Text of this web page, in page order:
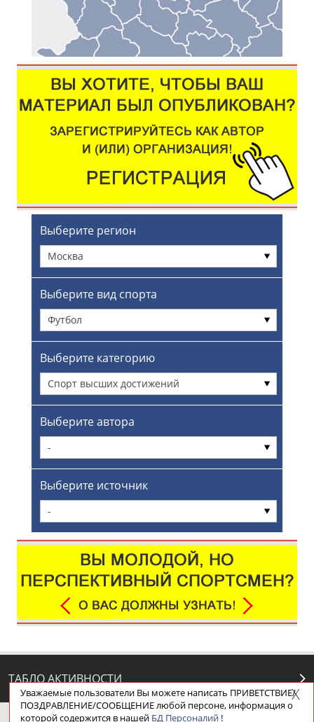
Выберите регион
Москва
Выберите вид спорта
Футбол
Выберите категорию
Спорт высших достижений
Выберите автора
-
Выберите источник
-
ТАБЛО АКТИВНОСТИ
Уважаемые пользователи Вы можете написать ПРИВЕТСТВИЕ/
ПОЗДРАВЛЕНИЕ/СООБЩЕНИЕ любой персоне, информация о
которой содержится в нашей БД Персоналий!